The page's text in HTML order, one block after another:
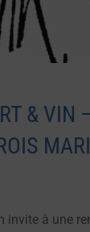
& VIN
invite à une